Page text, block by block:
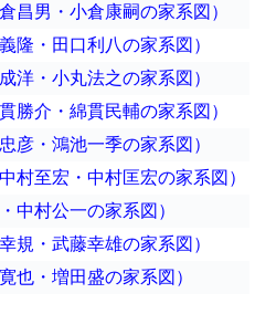
昌男・小倉康嗣の家系図）
隆・田口利八の家系図）
洋・小丸法之の家系図）
勝介・綿貫民輔の家系図）
彦・鴻池一季の家系図）
村至宏・中村匡宏の家系図）
中村公一の家系図）
規・武藤幸雄の家系図）
也・増田盛の家系図）